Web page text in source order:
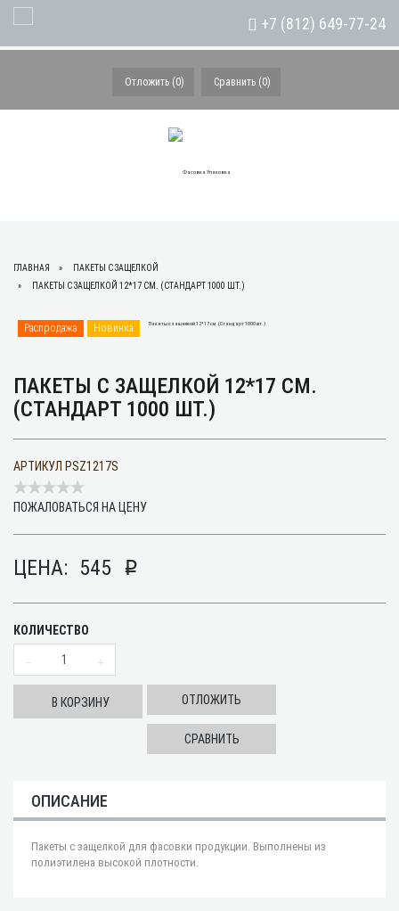
Отложить (0) Сравнить (0)
+7 (812) 649-77-24
Toggle Navigation
ГЛАВНАЯ
ПАКЕТЫ С ЗАЩЕЛКОЙ
ПАКЕТЫ С ЗАЩЕЛКОЙ 12*17 СМ. (СТАНДАРТ 1000 ШТ.)
Распродажа Новинка
ПАКЕТЫ С ЗАЩЕЛКОЙ 12*17 СМ.
(СТАНДАРТ 1000 ШТ.)
АРТИКУЛ PSZ1217S
ПОЖАЛОВАТЬСЯ НА ЦЕНУ
ЦЕНА: 545 p
КОЛИЧЕСТВО
В КОРЗИНУ ОТЛОЖИТЬ
СРАВНИТЬ
ОПИСАНИЕ
Пакеты с защелкой для фасовки продукции. Выполнены из
полиэтилена высокой плотности.